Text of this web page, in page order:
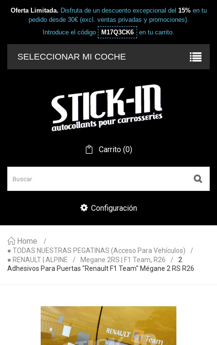
Oferta Limitada. Disfruta de un descuento excepcional del 15%en tu
pedido desde 30€ (excl. ventas privadas y promociones).
Introduce el código
M17Q3CK6 en tu carrito.
SELECCIONAR MI COCHE
Carrito (0)
Configuración
Home
● TODAS NUESTRAS PEGATINAS (acceso Para Vehículos)
● RENAULT | ALPINE
Megane 2RS | F1 Team, R26
2
Adhesivos Para Puertas "Renault F1 Team" Mégane 2 RS R26